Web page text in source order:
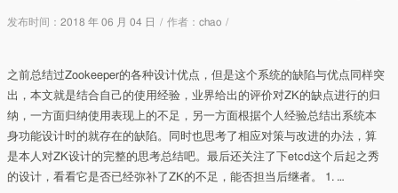
发布时间：2018 年 06 月 04 日 / 作者：chao /
之前总结过Zookeeper的各种设计优点，但是这个系统的缺陷与优点同样突
出，本文就是结合自己的使用经验，业界给出的评价对ZK的缺点进行的归
纳，一方面归纳使用表现上的不足，另一方面根据个人经验总结出系统本
身功能设计时的就存在的缺陷。同时也思考了相应对策与改进的办法，算
是本人对ZK设计的完整的思考总结吧。最后还关注了下etcd这个后起之秀
的设计，看看它是否已经弥补了ZK的不足，能否担当后继者。 1. …